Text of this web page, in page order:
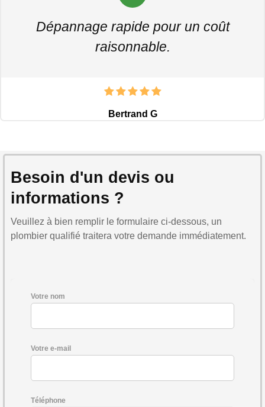
Dépannage rapide pour un coût
raisonnable.
Bertrand G
Besoin d'un devis ou
informations ?
Veuillez à bien remplir le formulaire ci-dessous, un
plombier qualifié traitera votre demande immédiatement.
Votre nom
Votre e-mail
Téléphone